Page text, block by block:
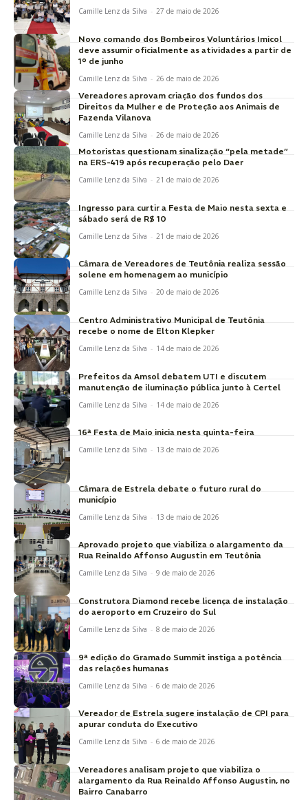
Camille Lenz da Silva - 27 de maio de 2026
Novo comando dos Bombeiros Voluntários Imicol
deve assumir oficialmente as atividades a partir de
1º de junho
Camille Lenz da Silva - 26 de maio de 2026
Vereadores aprovam criação dos fundos dos
Direitos da Mulher e de Proteção aos Animais de
Fazenda Vilanova
Camille Lenz da Silva - 26 de maio de 2026
Motoristas questionam sinalização “pela metade”
na ERS-419 após recuperação pelo Daer
Camille Lenz da Silva - 21 de maio de 2026
Ingresso para curtir a Festa de Maio nesta sexta e
sábado será de R$ 10
Camille Lenz da Silva - 21 de maio de 2026
Câmara de Vereadores de Teutônia realiza sessão
solene em homenagem ao município
Camille Lenz da Silva - 20 de maio de 2026
Centro Administrativo Municipal de Teutônia
recebe o nome de Elton Klepker
Camille Lenz da Silva - 14 de maio de 2026
Prefeitos da Amsol debatem UTI e discutem
manutenção de iluminação pública junto à Certel
Camille Lenz da Silva - 14 de maio de 2026
16ª Festa de Maio inicia nesta quinta-feira
Camille Lenz da Silva - 13 de maio de 2026
Câmara de Estrela debate o futuro rural do
município
Camille Lenz da Silva - 13 de maio de 2026
Aprovado projeto que viabiliza o alargamento da
Rua Reinaldo Affonso Augustin em Teutônia
Camille Lenz da Silva - 9 de maio de 2026
Construtora Diamond recebe licença de instalação
do aeroporto em Cruzeiro do Sul
Camille Lenz da Silva - 8 de maio de 2026
9ª edição do Gramado Summit instiga a potência
das relações humanas
Camille Lenz da Silva - 6 de maio de 2026
Vereador de Estrela sugere instalação de CPI para
apurar conduta do Executivo
Camille Lenz da Silva - 6 de maio de 2026
Vereadores analisam projeto que viabiliza o
alargamento da Rua Reinaldo Affonso Augustin, no
Bairro Canabarro